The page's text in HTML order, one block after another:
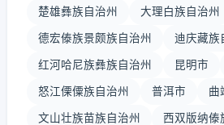
楚雄彝族自治州 大理白族自治州
德宏傣族景颇族自治州 迪庆藏族
红河哈尼族彝族自治州 昆明市
怒江傈僳族自治州 普洱市 曲
文山壮族苗族自治州 西双版纳傣